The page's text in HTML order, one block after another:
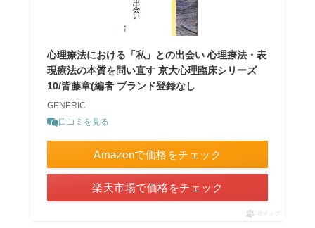
心理療法における「私」との出会い 心理療法・表
現療法の本質を問い直す 京大心理臨床シリーズ
10/皆藤章(編者 ブランド登録なし
GENERIC
口コミを見る
Amazonで価格をチェック
楽天市場で価格をチェック
ポチップ